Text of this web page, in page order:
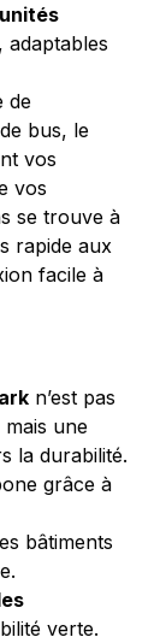
unités
, adaptables
de
bus, le
vos
vos
se trouve à
rapide aux
facile à
n’est pas
une
la durabilité.
grâce à
bâtiments
verte.